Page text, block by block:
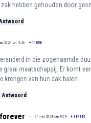
hebben gehouden door
2024 om 9:26 + 11050
in die zogenaamde
graai maatschappij. Er komt
krengen van hun dak halen.
Antwoord
01 mei 2024 om 9:09 + 184985